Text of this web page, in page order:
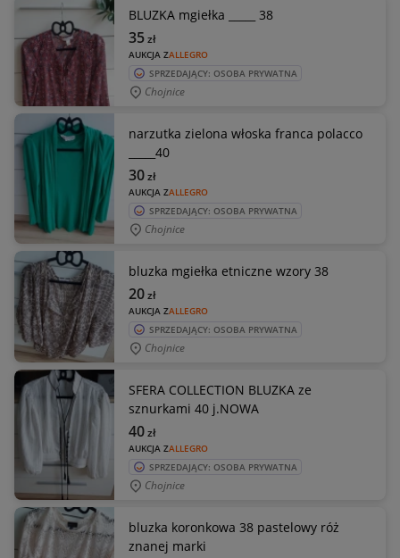
BLUZKA mgiełka _____ 38
AUKCJA ZALLEGRO
35zł
SPRZEDAJĄCY: OSOBA PRYWATNA
Chojnice
narzutka zielona włoska franca polacco
_____40
AUKCJA ZALLEGRO
30zł
SPRZEDAJĄCY: OSOBA PRYWATNA
Chojnice
bluzka mgiełka etniczne wzory 38
AUKCJA ZALLEGRO
20zł
SPRZEDAJĄCY: OSOBA PRYWATNA
Chojnice
SFERA COLLECTION BLUZKA ze
sznurkami 40 j.NOWA
AUKCJA ZALLEGRO
40zł
SPRZEDAJĄCY: OSOBA PRYWATNA
Chojnice
bluzka koronkowa 38 pastelowy róż
znanej marki